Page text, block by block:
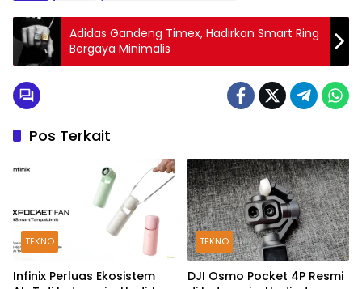
Adidas Gandeng Timex, Hadirkan Smart Ring
Bergaya Minimalis
Pos Terkait
TEKNO
Infinix Perluas Ekosistem
TEKNO
DJI Osmo Pocket 4P Resmi